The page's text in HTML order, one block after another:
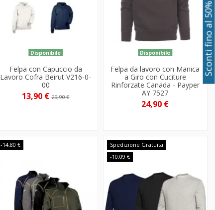
Disponibile
Felpa con Capuccio da
Lavoro Cofra Beirut V216-0-
00
13,90 €29,90 €
Disponibile
Felpa da lavoro con Manica
a Giro con Cuciture
Rinforzate Canada - Payper
AY 7527
24,90 €
-14,80 €
Spedizione Gratuita
-10,09 €
Sconti fino al 50%